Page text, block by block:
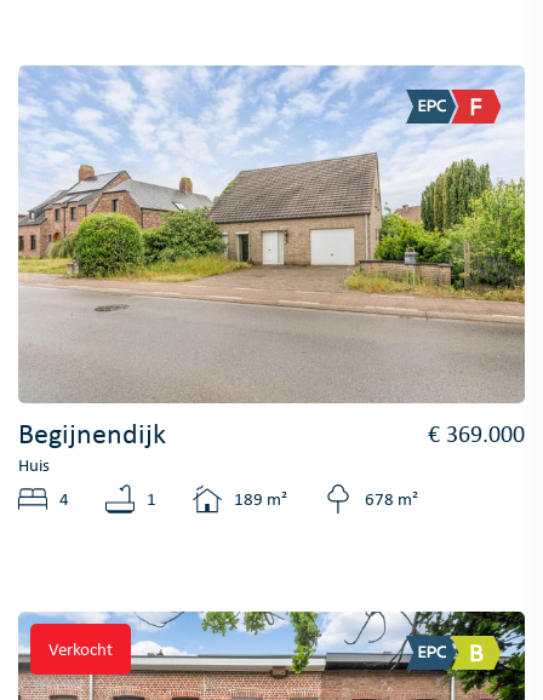
Begijnendijk € 369.000
Huis
4
1 189 m² 678 m²
Verkocht